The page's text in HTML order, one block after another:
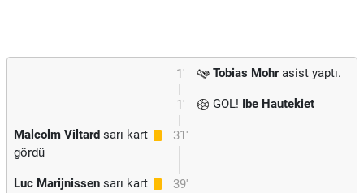
1' Tobias Mohrasist yaptı.
1' GOL! Ibe Hautekiet
31'
Malcolm Viltard sarı kart
gördü
39'
Luc Marijnissen sarı kart